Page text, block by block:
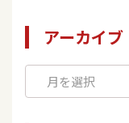
アーカイブ